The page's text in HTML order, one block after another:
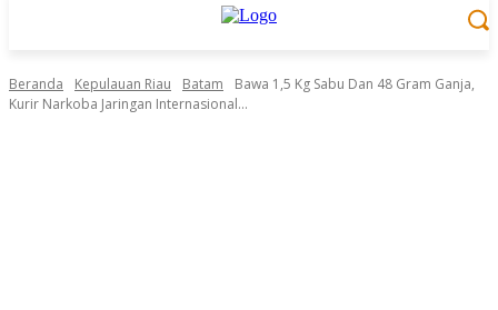
Beranda Kepulauan Riau Batam
Bawa 1,5 Kg Sabu Dan 48 Gram Ganja,
Kurir Narkoba Jaringan Internasional...